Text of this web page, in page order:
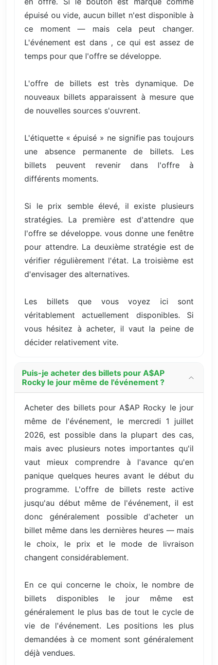
épuisé ou vide, aucun billet n'est disponible à
ce moment — mais cela peut changer.
L'événement est dans , ce qui est assez de
temps pour que l'offre se développe.
L'offre de billets est très dynamique. De
nouveaux billets apparaissent à mesure que
de nouvelles sources s'ouvrent.
L'étiquette « épuisé » ne signifie pas toujours
une absence permanente de billets. Les
billets peuvent revenir dans l'offre à
différents moments.
Si le prix semble élevé, il existe plusieurs
stratégies. La première est d'attendre que
l'offre se développe. vous donne une fenêtre
pour attendre. La deuxième stratégie est de
vérifier régulièrement l'état. La troisième est
d'envisager des alternatives.
Les billets que vous voyez ici sont
véritablement actuellement disponibles. Si
vous hésitez à acheter, il vaut la peine de
décider relativement vite.
Puis-je acheter des billets pour A$AP
Rocky le jour même de l'événement ?
Acheter des billets pour A$AP Rocky le jour
même de l'événement, le mercredi 1 juillet
2026, est possible dans la plupart des cas,
mais avec plusieurs notes importantes qu'il
vaut mieux comprendre à l'avance qu'en
panique quelques heures avant le début du
programme. L'offre de billets reste active
jusqu'au début même de l'événement, il est
donc généralement possible d'acheter un
billet même dans les dernières heures — mais
le choix, le prix et le mode de livraison
changent considérablement.
En ce qui concerne le choix, le nombre de
billets disponibles le jour même est
généralement le plus bas de tout le cycle de
vie de l'événement. Les positions les plus
demandées à ce moment sont généralement
déjà vendues.